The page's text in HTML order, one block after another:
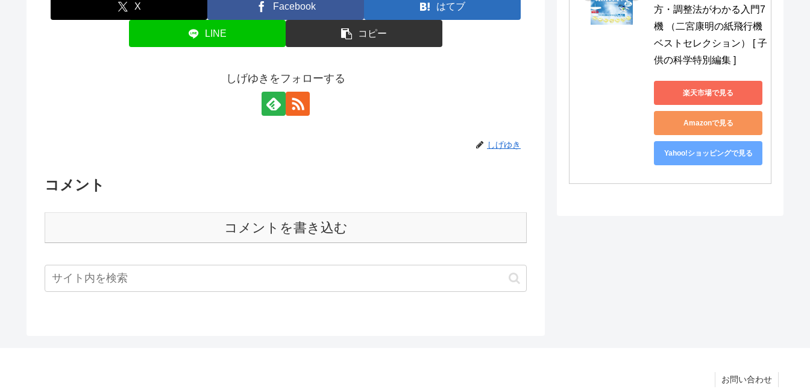
X Facebook はてブ
LINE コピー
しげゆきをフォローする
しげゆき
コメント
コメントを書き込む
方・調整法がわかる入門7
機 （二宮康明の紙飛行機
ベストセレクション） [ 子
供の科学特別編集 ]
楽天市場で見る
Amazonで見る
Yahoo!ショッピングで見る
お問い合わせ